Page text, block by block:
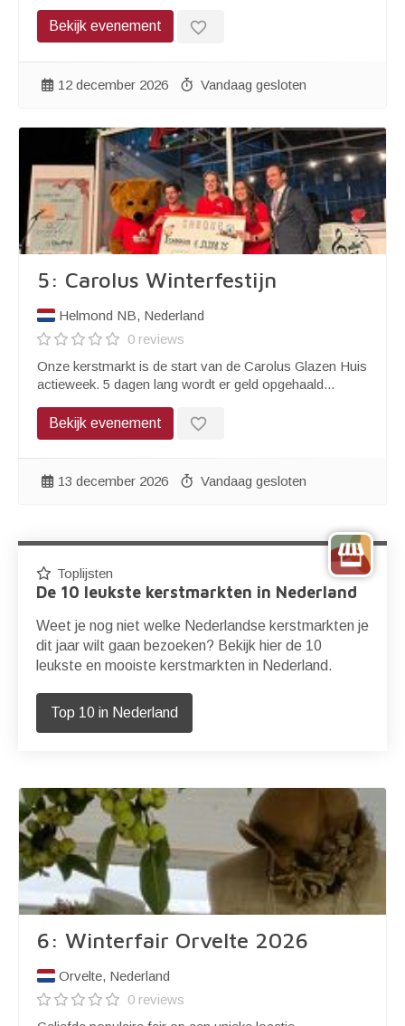
Bekijk evenement favorite_border
12 december 2026 Vandaag gesloten
5: Carolus Winterfestijn
Helmond NB, Nederland
0 reviews
Onze kerstmarkt is de start van de Carolus Glazen Huis
actieweek. 5 dagen lang wordt er geld opgehaald...
Bekijk evenement favorite_border
13 december 2026 Vandaag gesloten
Toplijsten
De 10 leukste kerstmarkten in Nederland
Weet je nog niet welke Nederlandse kerstmarkten je
dit jaar wilt gaan bezoeken? Bekijk hier de 10
leukste en mooiste kerstmarkten in Nederland.
Top 10 in Nederland
6: Winterfair Orvelte 2026
Orvelte, Nederland
0 reviews